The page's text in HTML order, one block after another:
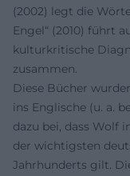
(2002) legt die
Engel“ (2010) führt
kulturkritische
zusammen.
Diese Bücher
ins Englische (u. a.
dazu bei, dass Wolf
der wichtigsten
Jahrhunderts gilt.